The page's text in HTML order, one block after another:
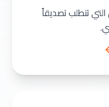
تتطلب تصديقاً